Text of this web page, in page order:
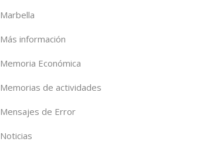
Marbella
Más información
Memoria Económica
Memorias de actividades
Mensajes de Error
Noticias